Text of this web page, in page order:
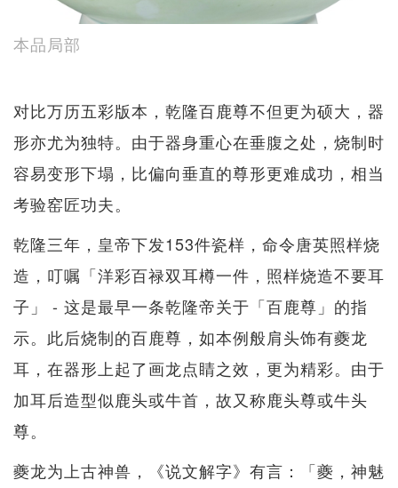
本品局部
对比万历五彩版本，乾隆百鹿尊不但更为硕大，器
形亦尤为独特。由于器身重心在垂腹之处，烧制时
容易变形下塌，比偏向垂直的尊形更难成功，相当
考验窑匠功夫。
乾隆三年，皇帝下发153件瓷样，命令唐英照样烧
造，叮嘱「洋彩百禄双耳樽一件，照样烧造不要耳
子」 - 这是最早一条乾隆帝关于「百鹿尊」的指
示。此后烧制的百鹿尊，如本例般肩头饰有夔龙
耳，在器形上起了画龙点睛之效，更为精彩。由于
加耳后造型似鹿头或牛首，故又称鹿头尊或牛头
尊。
夔龙为上古神兽，《说文解字》有言：「夔，神魅